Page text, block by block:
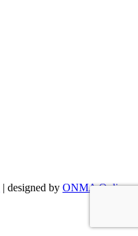
| designed by ONMA Online